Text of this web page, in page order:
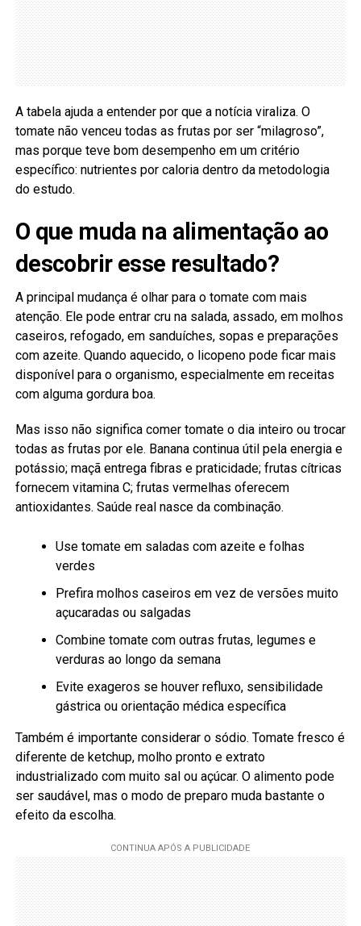
A tabela ajuda a entender por que a notícia viraliza. O
tomate não venceu todas as frutas por ser “milagroso”,
mas porque teve bom desempenho em um critério
específico: nutrientes por caloria dentro da metodologia
do estudo.
O que muda na alimentação ao
descobrir esse resultado?
A principal mudança é olhar para o tomate com mais
atenção. Ele pode entrar cru na salada, assado, em molhos
caseiros, refogado, em sanduíches, sopas e preparações
com azeite. Quando aquecido, o licopeno pode ficar mais
disponível para o organismo, especialmente em receitas
com alguma gordura boa.
Mas isso não significa comer tomate o dia inteiro ou trocar
todas as frutas por ele. Banana continua útil pela energia e
potássio; maçã entrega fibras e praticidade; frutas cítricas
fornecem vitamina C; frutas vermelhas oferecem
antioxidantes. Saúde real nasce da combinação.
Use tomate em saladas com azeite e folhas
verdes
Prefira molhos caseiros em vez de versões muito
açucaradas ou salgadas
Combine tomate com outras frutas, legumes e
verduras ao longo da semana
Evite exageros se houver refluxo, sensibilidade
gástrica ou orientação médica específica
Também é importante considerar o sódio. Tomate fresco é
diferente de ketchup, molho pronto e extrato
industrializado com muito sal ou açúcar. O alimento pode
ser saudável, mas o modo de preparo muda bastante o
efeito da escolha.